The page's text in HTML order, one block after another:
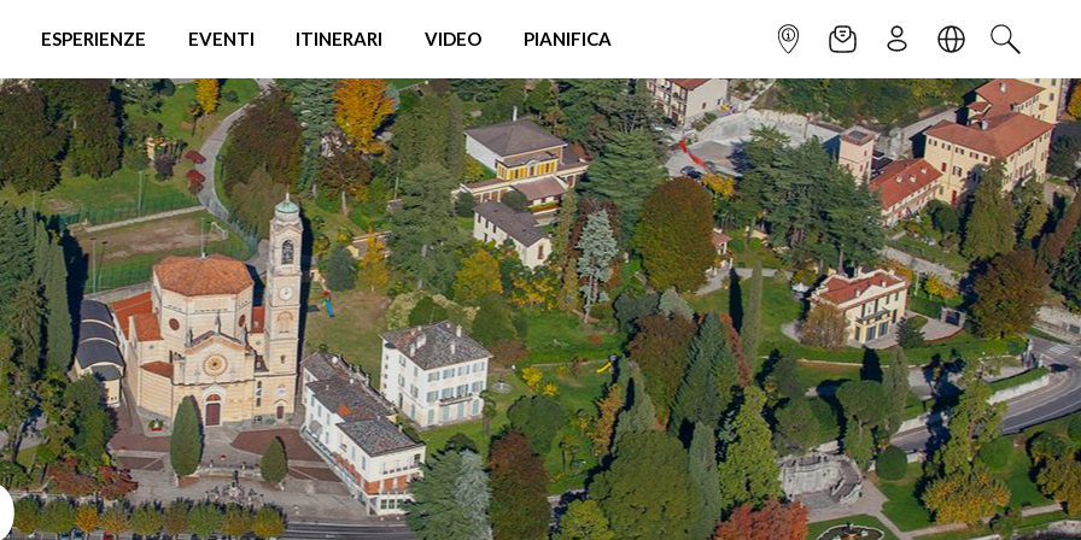
ESPERIENZE EVENTI ITINERARI VIDEO PIANIFICA INFOPOINTNEWSLETTER
ISCRIVITILINGUACERCA